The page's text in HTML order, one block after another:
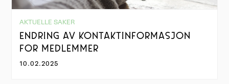
AKTUELLE SAKER
ENDRING AV KONTAKTINFORMASJON
FOR MEDLEMMER
10.02.2025